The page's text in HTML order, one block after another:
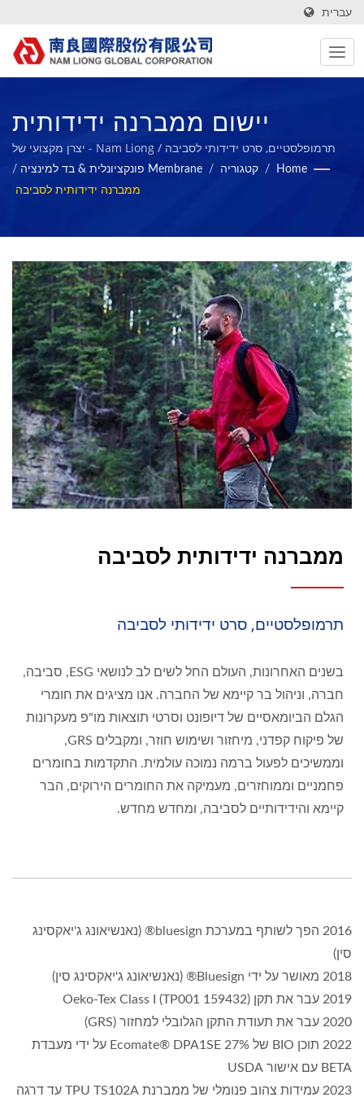
עברית
יישום ממברנה ידידותית
לסביבה - מעיל רוח / Nam
Liong - יצרן מקצועי של
תרמופלסטיים, סרט ידידותי לסביבה / Nam Liong - יצרן מקצועי של
קומפוזיציות קצף פולימרי.
Home
/ קטגוריה / Membrane פונקציונלית & בד למינציה
/
ממברנה ידידותית לסביבה
ממברנה ידידותית לסביבה
תרמופלסטיים, סרט ידידותי לסביבה
בשנים האחרונות, העולם החל לשים לב לנושאי ESG, סביבה,
חברה, וניהול בר קיימא של החברה. אנו מציגים את חומרי
הגלם הביומאסיים של דיופונט וסרטי תוצאות מו"פ מעקרונות
של פיקוח קפדני, מיחזור ושימוש חוזר, ומקבלים GRS,
וממשיכים לפעול ברמה נמוכה עולמית. התקדמות בחומרים
פחמניים וממוחזרים, מעמיקה את החומרים הירוקים, הבר
קיימא והידידותיים לסביבה, ומחדש מחדש.
2016 הפך לשותף במערכת bluesign® (נאנשיאונג ג'יאקסינג
סין)
2018 מאושר על ידי Bluesign® (נאנשיאונג ג'יאקסינג סין)
2019 עבר את תקן Oeko-Tex Class I (TP001 159432)
2020 עבר את תעודת התקן הגלובלי למחזור (GRS)
2022 תוכן BIO של 27% Ecomate® DPA1SE על ידי מעבדת
BETA עם אישור USDA
2023 עמידות צהוב פנומלי של ממברנת TPU TS102A עד דרגה